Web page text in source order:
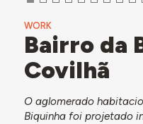
WORK
Bairro da
Covilhã
O aglomerado
Biquinha foi projetado